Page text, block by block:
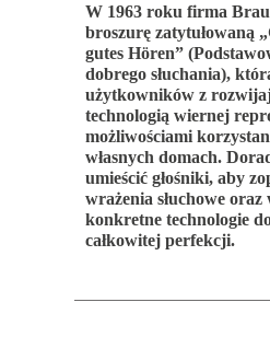
W 1963 roku firma
broszurę zatytułowaną
gutes Hören”
dobrego słuchania),
użytkowników z
technologią wiernej
możliwościami
własnych domach.
umieścić głośniki, aby
wrażenia słuchowe
konkretne technologie
całkowitej perfekcji.